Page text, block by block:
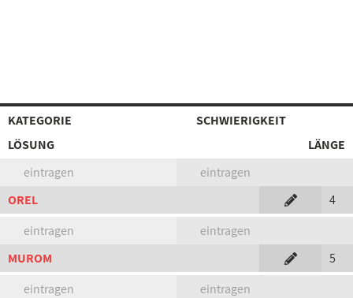
KATEGORIE
SCHWIERIGKEIT
LÖSUNG
LÄNGE
eintragen
eintragen
OREL
4
eintragen
eintragen
MUROM
5
eintragen
eintragen